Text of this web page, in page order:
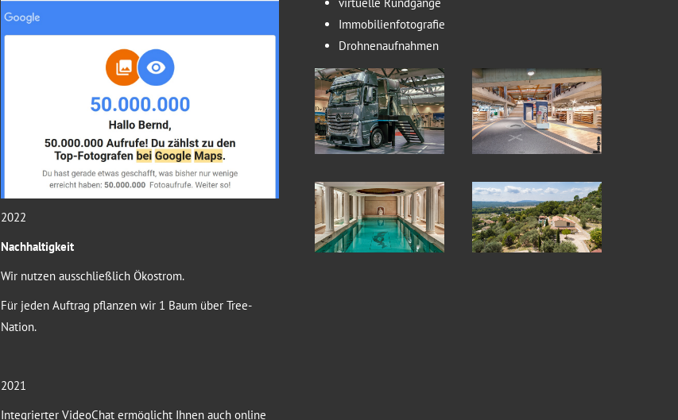
2022
Nachhaltigkeit
Wir nutzen ausschließlich Ökostrom.
Für jeden Auftrag pflanzen wir 1 Baum über Tree-
Nation.
2021
Integrierter VideoChat ermöglicht Ihnen auch online
Immobilienfotografie
Drohnenaufnahmen